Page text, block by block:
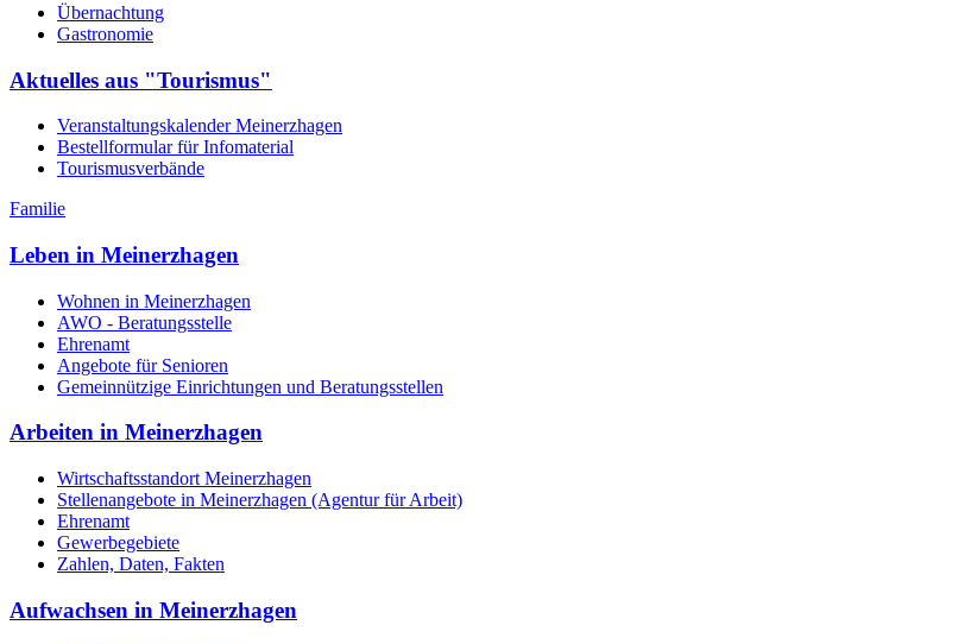
Übernachtung
Gastronomie
Aktuelles aus "Tourismus"
Veranstaltungskalender Meinerzhagen
Bestellformular für Infomaterial
Tourismusverbände
Familie
Leben in Meinerzhagen
Wohnen in Meinerzhagen
AWO - Beratungsstelle
Ehrenamt
Angebote für Senioren
Gemeinnützige Einrichtungen und Beratungsstellen
Arbeiten in Meinerzhagen
Wirtschaftsstandort Meinerzhagen
Stellenangebote in Meinerzhagen (Agentur für Arbeit)
Ehrenamt
Gewerbegebiete
Zahlen, Daten, Fakten
Aufwachsen in Meinerzhagen